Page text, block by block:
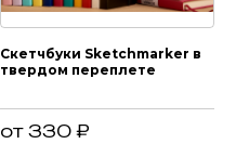
Скетчбуки Sketchmarker в
твердом переплете
от 330 ₽